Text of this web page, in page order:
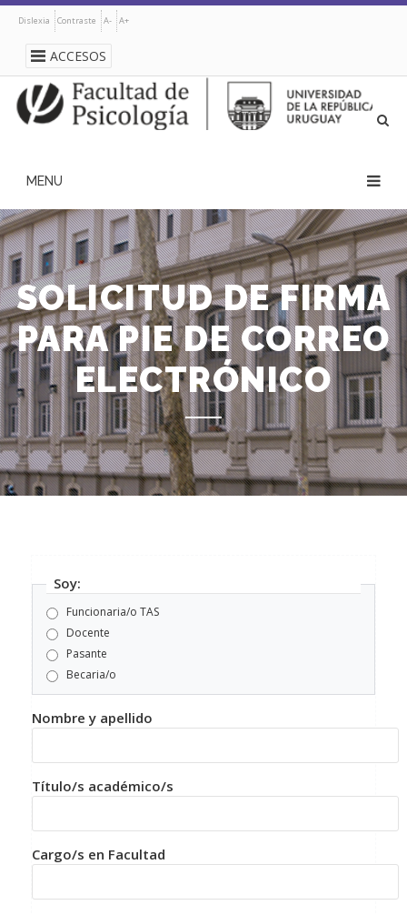
Pasar
principal
Dislexia Contraste A- A+
ACCESOS
navegación
principal
SOLICITUD DE FIRMA
PARA PIE DE CORREO
ELECTRÓNICO
Soy:
Funcionaria/o TAS
Docente
Pasante
Becaria/o
Nombre y apellido
Título/s académico/s
Cargo/s en Facultad